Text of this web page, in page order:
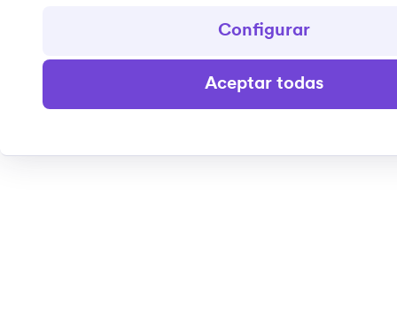
Configurar
Aceptar todas